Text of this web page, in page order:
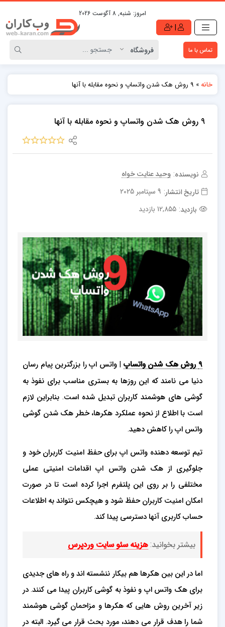
امروز: شنبه, 8 آگوست 2026
|
تماس با ما
خانه » 9 روش هک شدن واتساپ و نحوه مقابله با آنها
9 روش هک شدن واتساپ و نحوه مقابله با آنها
نویسنده: وحید عنایت خواه
تاریخ انتشار: 9 سپتامبر 2025
بازدید: 12,855 بازدید
۹ روش هک شدن واتساپ
| واتس اپ را بزرگترین پیام رسان
دنیا می نامند که این روزها به بستری مناسب برای نفوذ به
گوشی های هوشمند کاربران تبدیل شده است. بنابراین لازم
است با اطلاع از نحوه عملکرد هکرها، خطر هک شدن گوشی
واتس اپ را کاهش دهید.
تیم توسعه دهنده واتس اپ برای حفظ امنیت کاربران خود و
جلوگیری از هک شدن واتس اپ اقدامات امنیتی عملی
مختلفی را بر روی این پلتفرم اجرا کرده است تا در صورت
امکان امنیت کاربران حفظ شود و هیچکس نتواند به اطلاعات
حساب کاربری آنها دسترسی پیدا کند.
بیشتر بخوانید: هزینه سئو سایت وردپرس
اما در این بین هکرها هم بیکار ننشسته اند و راه های جدیدی
برای هک واتس اپ و نفوذ به گوشی کاربران پیدا می کنند. در
زیر آخرین روش هایی که هکرها و مزاحمان گوشی هوشمند
شما را هدف قرار می دهند، مورد بحث قرار می گیرد. البته در